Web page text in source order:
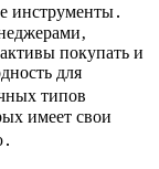
инструменты․
покупать и
для
типов
имеет свои